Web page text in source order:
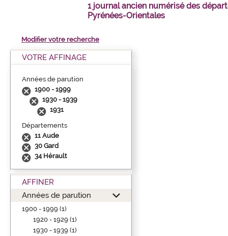
1 journal ancien numérisé des
Pyrénées-Orientales
Modifier votre recherche
VOTRE AFFINAGE
Années de parution
1900 - 1999
1930 - 1939
1931
Départements
11 Aude
30 Gard
34 Hérault
AFFINER
Années de parution
1900 - 1999 (1)
1920 - 1929 (1)
1930 - 1939 (1)